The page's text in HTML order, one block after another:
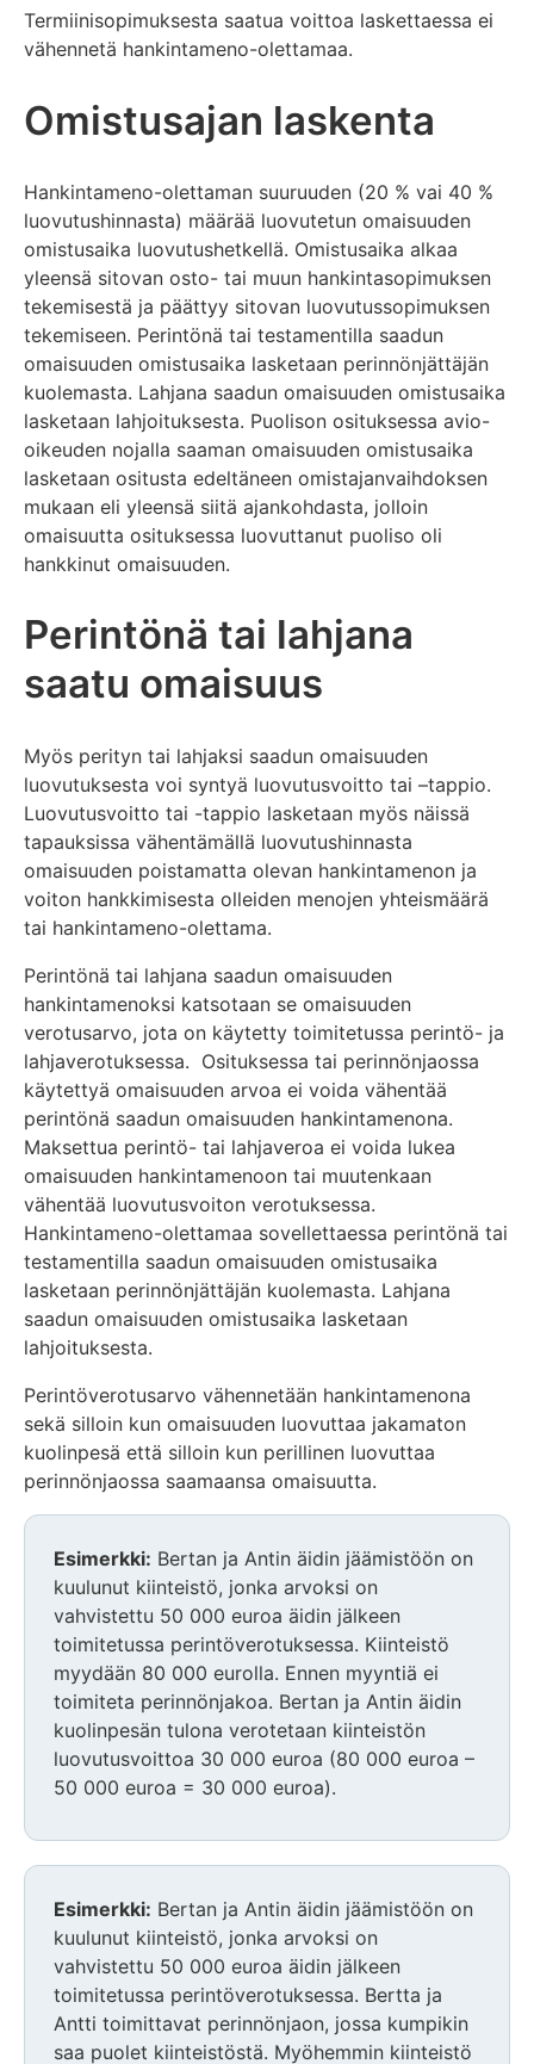
Termiinisopimuksesta saatua voittoa laskettaessa ei
vähennetä hankintameno-olettamaa.
Omistusajan laskenta
Hankintameno-olettaman suuruuden (20 % vai 40 %
luovutushinnasta) määrää luovutetun omaisuuden
omistusaika luovutushetkellä. Omistusaika alkaa
yleensä sitovan osto- tai muun hankintasopimuksen
tekemisestä ja päättyy sitovan luovutussopimuksen
tekemiseen. Perintönä tai testamentilla saadun
omaisuuden omistusaika lasketaan perinnönjättäjän
kuolemasta. Lahjana saadun omaisuuden omistusaika
lasketaan lahjoituksesta. Puolison osituksessa avio-
oikeuden nojalla saaman omaisuuden omistusaika
lasketaan ositusta edeltäneen omistajanvaihdoksen
mukaan eli yleensä siitä ajankohdasta, jolloin
omaisuutta osituksessa luovuttanut puoliso oli
hankkinut omaisuuden.
Perintönä tai lahjana
saatu omaisuus
Myös perityn tai lahjaksi saadun omaisuuden
luovutuksesta voi syntyä luovutusvoitto tai –tappio.
Luovutusvoitto tai -tappio lasketaan myös näissä
tapauksissa vähentämällä luovutushinnasta
omaisuuden poistamatta olevan hankintamenon ja
voiton hankkimisesta olleiden menojen yhteismäärä
tai hankintameno-olettama.
Perintönä tai lahjana saadun omaisuuden
hankintamenoksi katsotaan se omaisuuden
verotusarvo, jota on käytetty toimitetussa perintö- ja
lahjaverotuksessa. Osituksessa tai perinnönjaossa
käytettyä omaisuuden arvoa ei voida vähentää
perintönä saadun omaisuuden hankintamenona.
Maksettua perintö- tai lahjaveroa ei voida lukea
omaisuuden hankintamenoon tai muutenkaan
vähentää luovutusvoiton verotuksessa.
Hankintameno-olettamaa sovellettaessa perintönä tai
testamentilla saadun omaisuuden omistusaika
lasketaan perinnönjättäjän kuolemasta. Lahjana
saadun omaisuuden omistusaika lasketaan
lahjoituksesta.
Perintöverotusarvo vähennetään hankintamenona
sekä silloin kun omaisuuden luovuttaa jakamaton
kuolinpesä että silloin kun perillinen luovuttaa
perinnönjaossa saamaansa omaisuutta.
Esimerkki: Bertan ja Antin äidin jäämistöön on
kuulunut kiinteistö, jonka arvoksi on
vahvistettu 50 000 euroa äidin jälkeen
toimitetussa perintöverotuksessa. Kiinteistö
myydään 80 000 eurolla. Ennen myyntiä ei
toimiteta perinnönjakoa. Bertan ja Antin äidin
kuolinpesän tulona verotetaan kiinteistön
luovutusvoittoa 30 000 euroa (80 000 euroa –
50 000 euroa = 30 000 euroa).
Esimerkki: Bertan ja Antin äidin jäämistöön on
kuulunut kiinteistö, jonka arvoksi on
vahvistettu 50 000 euroa äidin jälkeen
toimitetussa perintöverotuksessa. Bertta ja
Antti toimittavat perinnönjaon, jossa kumpikin
saa puolet kiinteistöstä. Myöhemmin kiinteistö